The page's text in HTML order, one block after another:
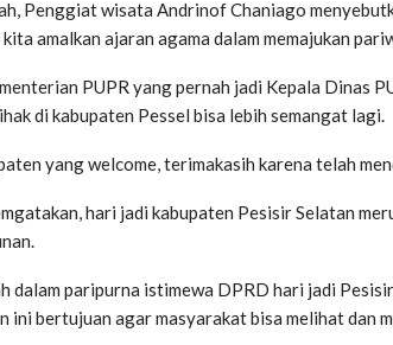
Penggiat wisata Andrinof Chaniago
amalkan ajaran agama dalam memajukan
PUPR yang pernah jadi Kepala Dinas
di kabupaten Pessel bisa lebih semangat lagi.
yang welcome, terimakasih karena telah
hari jadi kabupaten Pesisir Selatan
dalam paripurna istimewa DPRD hari jadi
ini bertujuan agar masyarakat bisa melihat dan